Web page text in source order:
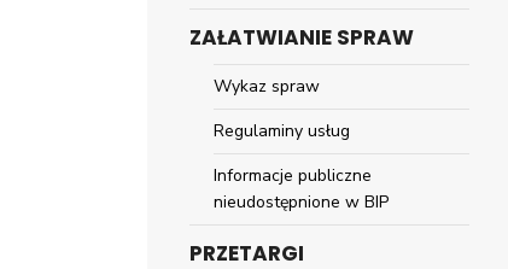
ZAŁATWIANIE SPRAW
Wykaz spraw
Regulaminy usług
Informacje publiczne
nieudostępnione w BIP
PRZETARGI